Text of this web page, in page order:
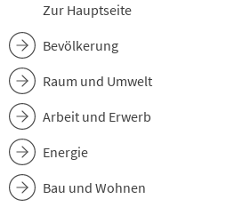
Zur Hauptseite
Bevölkerung
Raum und Umwelt
Arbeit und Erwerb
Energie
Bau und Wohnen